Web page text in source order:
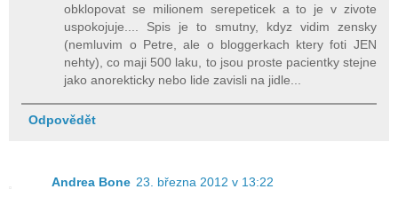
obklopovat se milionem serepeticek a to je v zivote
uspokojuje.... Spis je to smutny, kdyz vidim zensky
(nemluvim o Petre, ale o bloggerkach ktery foti JEN
nehty), co maji 500 laku, to jsou proste pacientky stejne
jako anorekticky nebo lide zavisli na jidle...
Odpovědět
Andrea Bone 23. března 2012 v 13:22